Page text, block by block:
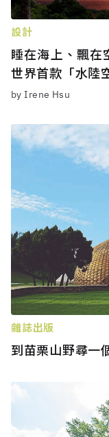
設計
睡在海上、飄在
世界首款「水陸
by Irene Hsu
雜誌出版
到苗栗山野尋一